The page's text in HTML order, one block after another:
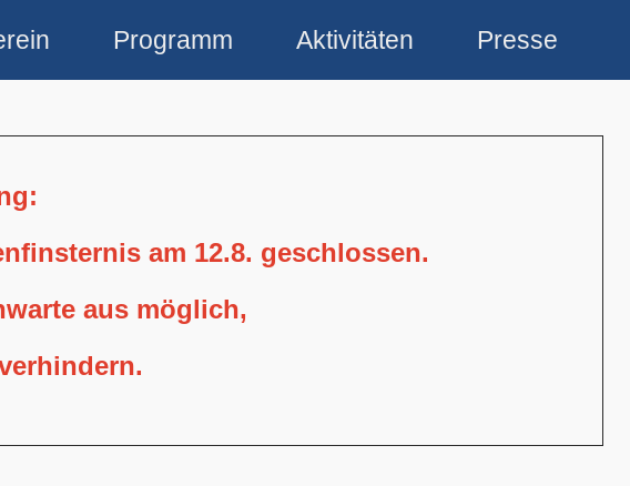
Programm Aktivitäten Presse
am 12.8. geschlossen.
aus möglich,